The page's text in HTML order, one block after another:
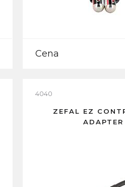
Cena
4040
ZEFAL EZ
ADAPTER